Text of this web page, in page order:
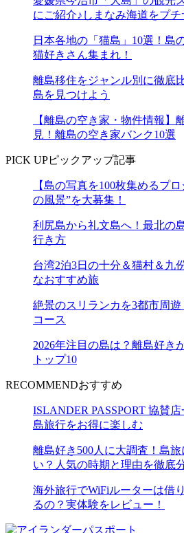
にご紹介♪しまなみ海道をプチ
日本各地の「猫島」10選！島
猫好きさん集まれ！
離島移住をジャンル別に徹底
島を見つけよう
【離島の空き家・物件情報】
見！離島の空き家バンク10選
PICK UPピックアップ記事
【島の写真を100枚集めるプ
の風景”を大募集！
利尻島から礼文島へ！最北の
行き方
台湾2泊3日の十分＆猫村＆九
なおすすめ旅
絶景のスリランカを3都市周
コース
2026年注目の島は？離島好き
トップ10
RECOMMENDおすすめ
ISLANDER PASSPORT 協賛
島旅行をお得に楽しむ
離島好き500人に大調査！島
い？人気の時期と理由を徹底
海外旅行でWiFiルーターは借
るの？実体験をレビュー！